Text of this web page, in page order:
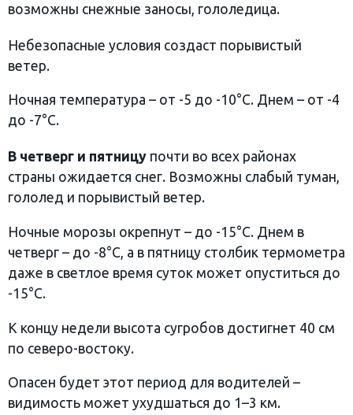
возможны снежные заносы, гололедица.
Небезопасные условия создаст порывистый
ветер.
Ночная температура – от -5 до -10°C. Днем – от -4
до -7°C.
В четверг и пятницу почти во всех районах
страны ожидается снег. Возможны слабый туман,
гололед и порывистый ветер.
Ночные морозы окрепнут – до -15°C. Днем в
четверг – до -8°C, а в пятницу столбик термометра
даже в светлое время суток может опуститься до
-15°C.
К концу недели высота сугробов достигнет 40 см
по северо-востоку.
Опасен будет этот период для водителей –
видимость может ухудшаться до 1–3 км.